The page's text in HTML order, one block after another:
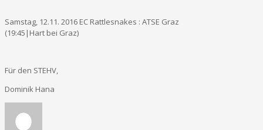
Samstag, 12.11. 2016 EC Rattlesnakes : ATSE Graz
(19:45|Hart bei Graz)
Für den STEHV,
Dominik Hana